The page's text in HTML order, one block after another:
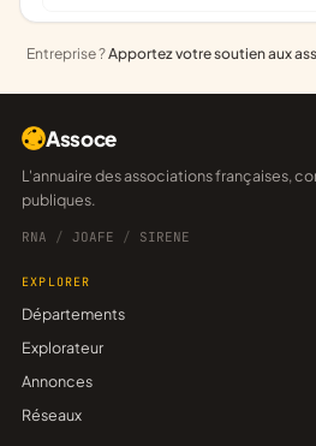
Entreprise ?Apportez votre soutien aux
Assoce
L'annuaire des associations françaises, construit sur les données
publiques.
RNA / JOAFE / SIRENE
EXPLORER
Départements
Explorateur
Annonces
Réseaux